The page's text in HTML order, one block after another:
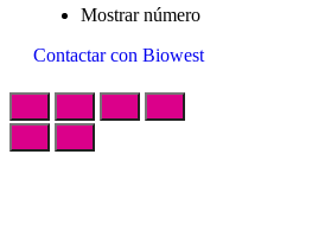
Mostrar número
Contactar con Biowest